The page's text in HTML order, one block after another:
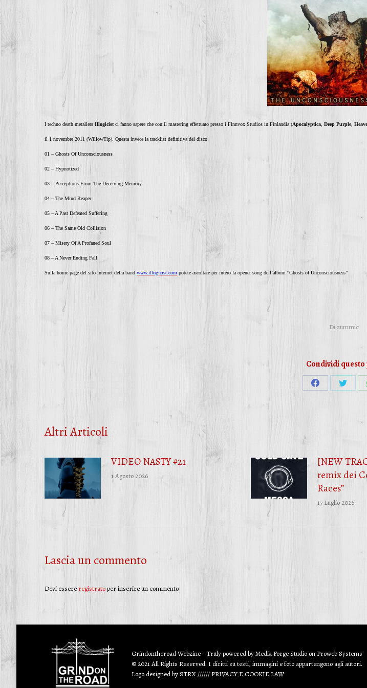
I techno death metallers Illogicist ci fanno sapere che con il mastering effettuato presso i Finnvox Studios in Finlandia (Apocalyptica Deep Purple,
il 1 novembre 2011 (WillowTip). Questa invece la tracklist definitiva del disco:
01 – Ghosts Of Unconsciousness
02 – Hypnotized
03 – Perceptions From The Deceiving Memory
04 – The Mind Reaper
05 – A Past Defeated Suffering
06 – The Same Old Collision
07 – Misery Of A Profaned Soul
08 – A Never Ending Fall
Sulla home page del sito internet della band www.illogicist.com potete ascoltare per intero la opener song dell’album “Ghosts of Unconsciousness”
Dizummic
Condividi questo
Condividi
Twitter
Altri Articoli
VIDEO NASTY #21
1 Agosto 2026
[NEW
remix dei
Races”
17 Luglio 2026
Lascia un commento
Devi essere registratoper inserire un commento.
Grindontheroad Webzine - Truly powered byMedia Forge Studio on ProwebSystems
© 2021 All Rights Reserved. I diritti su testi, immagini e foto appartengono agli autori.
Logo designed bySTRX////// PRIVACY E COOKIE LAW